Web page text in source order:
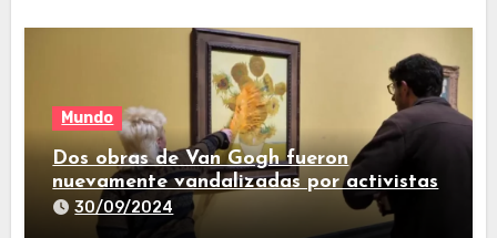
Mundo
Dos obras de Van Gogh fueron
nuevamente vandalizadas por activistas
30/09/2024